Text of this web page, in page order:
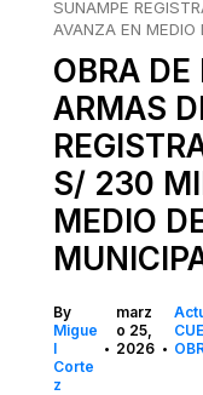
SUNAMPE
AVANZA EN MEDIO
OBRA
ARMAS
S/ 230
MEDIO
By
Migue
l
Corte
z
•
marz
o 25,
2026 •